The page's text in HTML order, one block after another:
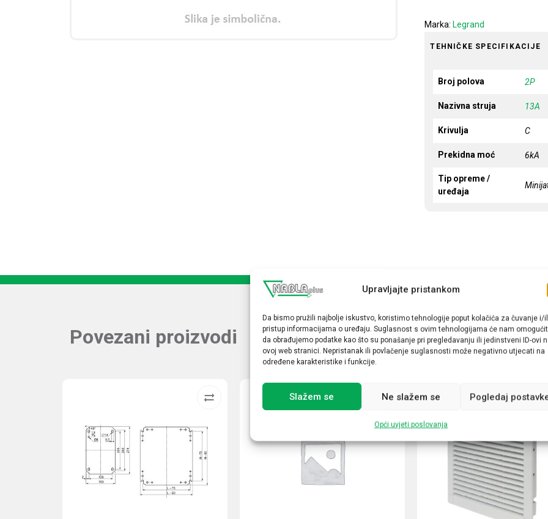
Upravljajte pristankom
Da bismo pružili najbolje iskustvo, koristimo tehnologije poput kolačića za čuvanje i/
pristup informacijama o uređaju. Suglasnost s ovim tehnologijama će nam
da obrađujemo podatke kao što su ponašanje pri pregledavanju ili jedinstveni ID-ovi
ovoj web stranici. Nepristanak ili povlačenje suglasnosti može negativno utjecati na
određene karakteristike i funkcije.
Slažem se Ne slažem se Pogledaj
Opći uvjeti poslovanja
Marka: Legrand
TEHNIČKE SPECIFIKACIJE
Broj polova 2P
Nazivna struja 13A
Krivulja C
Prekidna moć 6kA
Tip opreme /
uređaja
Povezani proizvodi